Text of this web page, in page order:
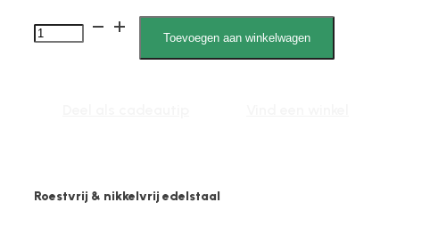
4108
Toevoegen aan winkelwagen
Roestvrij & nikkelvrij edelstaal